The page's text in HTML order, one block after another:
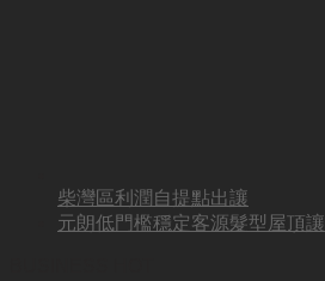
柴灣區利潤自提點出讓
元朗低門檻穩定客源髮型屋頂讓